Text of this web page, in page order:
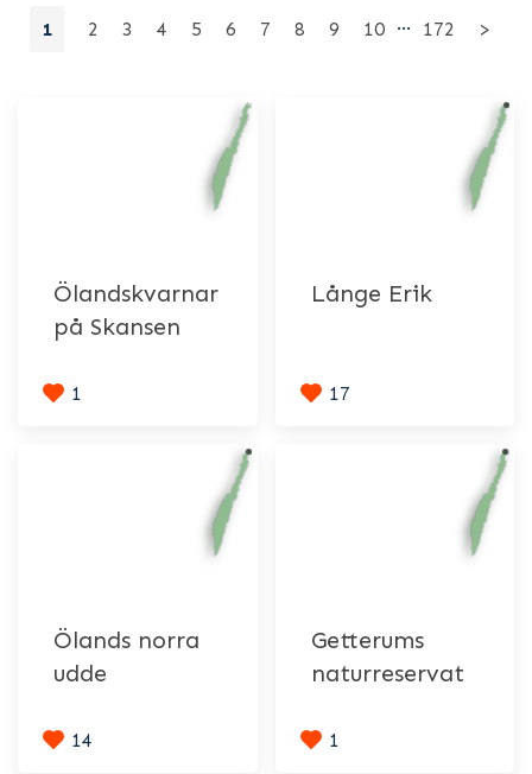
1 2 3 4 5 6 7 8 9 10 … 172 >
Ölandskvarnar
på Skansen
1
Långe Erik
17
Ölands norra
udde
14
Getterums
naturreservat
1